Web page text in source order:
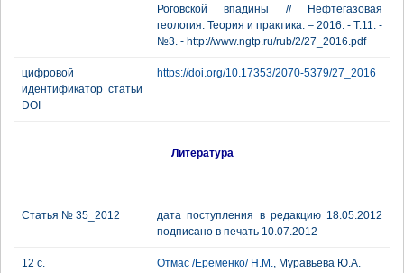
Роговской впадины // Нефтегазовая
геология. Теория и практика. – 2016. - Т.11. -
№3. - http://www.ngtp.ru/rub/2/27_2016.pdf
цифровой
идентификатор статьи
DOI
https://doi.org/10.17353/2070-5379/27_2016
Литература
Статья № 35_2012
дата поступления в редакцию 18.05.2012
подписано в печать 10.07.2012
12 с. Отмас /Еременко/ Н.М., Муравьева Ю.А.